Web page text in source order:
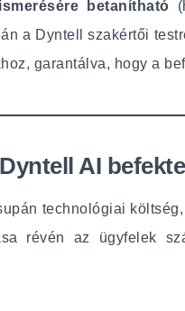
betanítható
a Dyntell szakértői
garantálva, hogy a
AI
technológiai
révén az ügyfelek